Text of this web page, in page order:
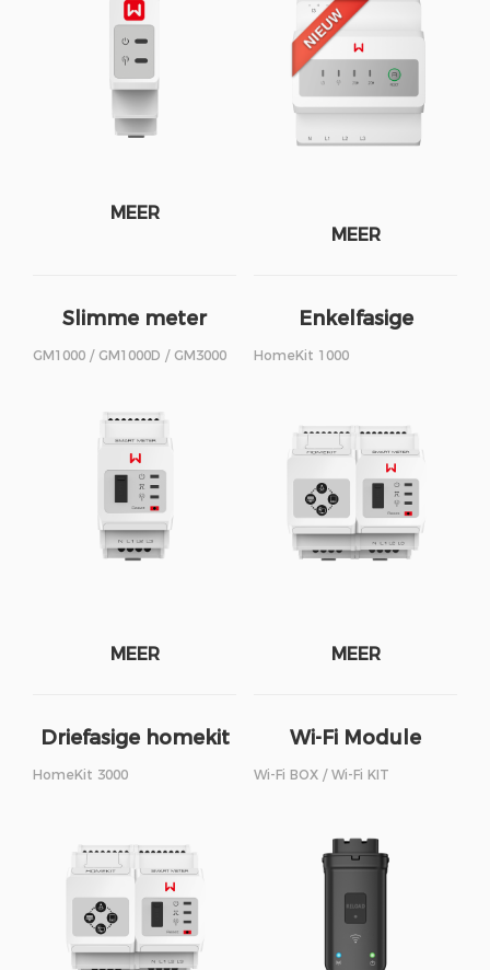
MEER
MEER
Slimme meter
GM1000 / GM1000D / GM3000
MEER
Enkelfasige
HomeKit
HomeKit 1000
MEER
Driefasige homekit
HomeKit 3000
Wi-Fi Module
Wi-Fi BOX / Wi-Fi KIT